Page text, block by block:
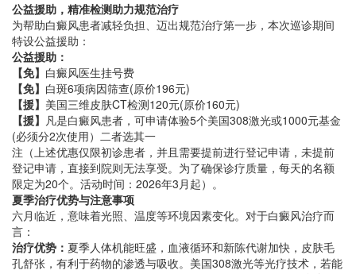
公益援助，精准检测助力规范治疗
为帮助白癜风患者减轻负担、迈出规范治疗第一步，本次巡诊期间
特设公益援助：
公益援助：
【免】 白癜风医生挂号费
【免】 白斑6项病因筛查(原价196元)
【援】 美国三维皮肤CT检测120元(原价160元)
【援】 凡是白癜风患者，可申请体验5个美国308激光或1000元基金
(必须分2次使用）二者选其一
注（上述优惠仅限初诊患者，并且需要提前进行登记申请，未提前
登记申请，直接到院则无法享受。为了确保诊疗质量，每天的名额
限定为20个。活动时间：2026年3月起）。
夏季治疗优势与注意事项
六月临近，意味着光照、温度等环境因素变化。对于白癜风治疗而
言：
治疗优势： 夏季人体机能旺盛，血液循环和新陈代谢加快，皮肤毛
孔舒张，有利于药物的渗透与吸收。美国308激光等光疗技术，若能